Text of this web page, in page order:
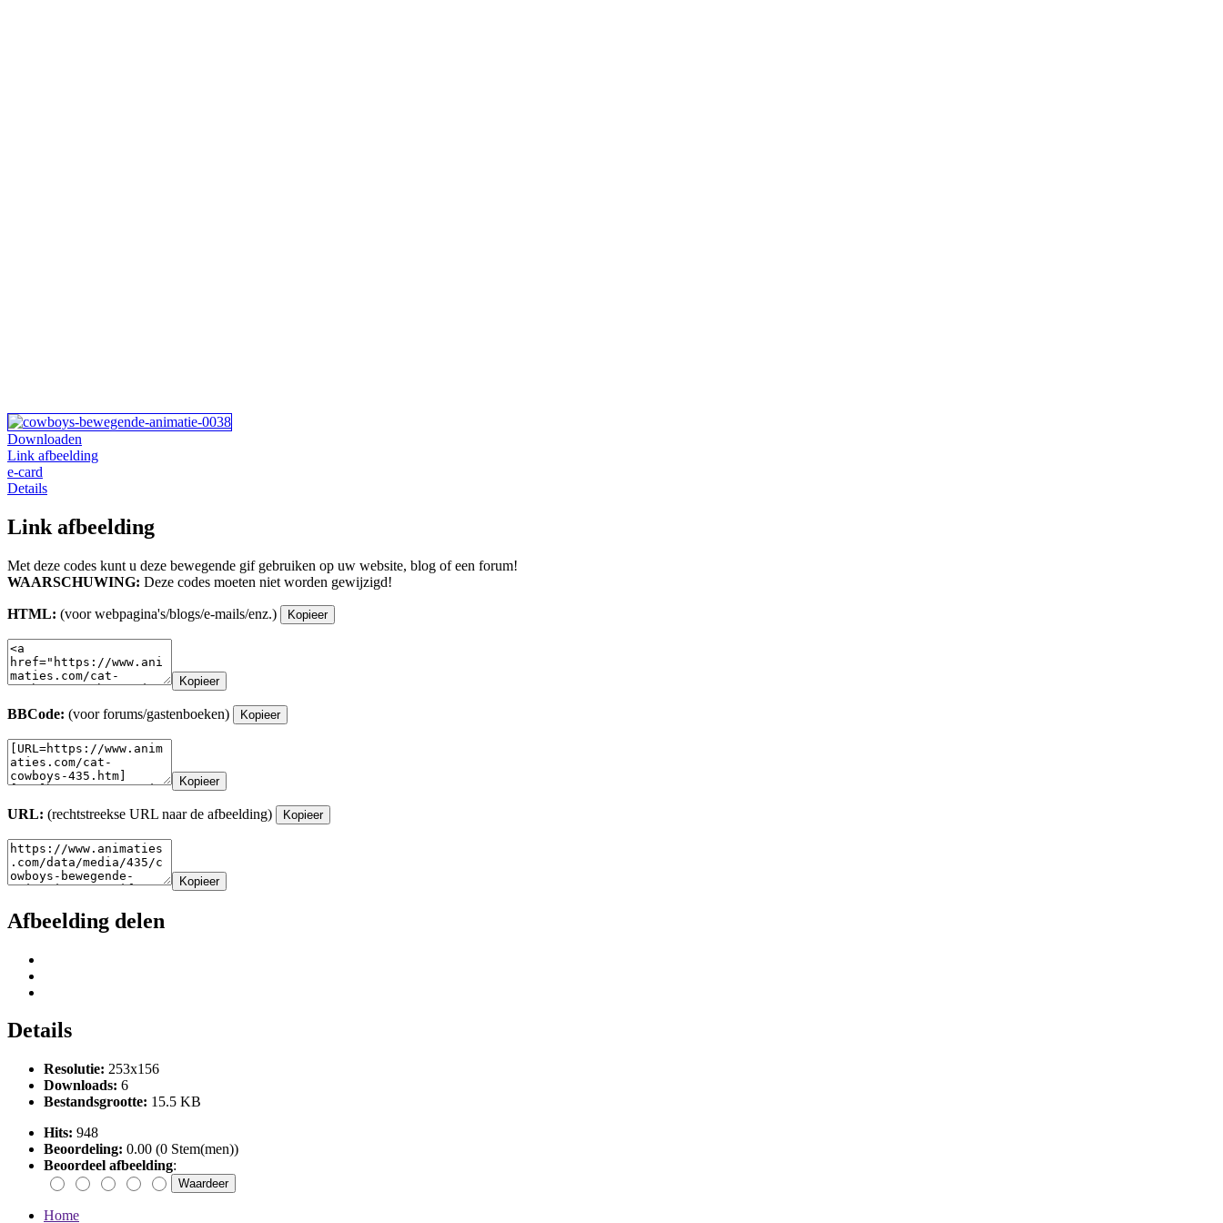
Downloaden
Link afbeelding
e-card
Details
Link afbeelding
Met deze codes kunt u deze bewegende gif gebruiken op uw website, blog of een forum!
WAARSCHUWING: Deze codes moeten niet worden gewijzigd!
HTML: (voor webpagina's/blogs/e-mails/enz.) Kopieer
Kopieer
BBCode: (voor forums/gastenboeken) Kopieer
Kopieer
URL: (rechtstreekse URL naar de afbeelding) Kopieer
Kopieer
Afbeelding delen
Details
Resolutie: 253x156
Downloads: 6
Bestandsgrootte: 15.5 KB
Hits: 948
Beoordeling: 0.00 (0 Stem(men))
Beoordeel afbeelding:
Home